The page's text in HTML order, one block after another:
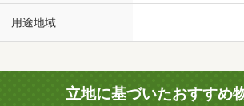
用途地域
立地に基づいたおすすめ